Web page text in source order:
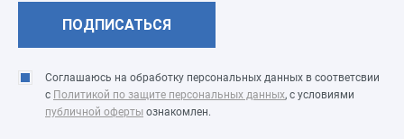
Соглашаюсь на обработку персональных данных в соответсвии
с Политикой по защите персональных данных, с условиями
публичной офертыознакомлен.